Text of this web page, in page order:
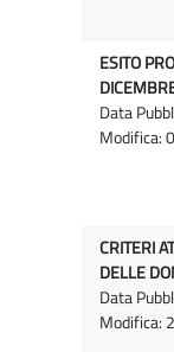
ESITO
Data
Modifica:
CRITERI
DELLE
Data
Modifica: